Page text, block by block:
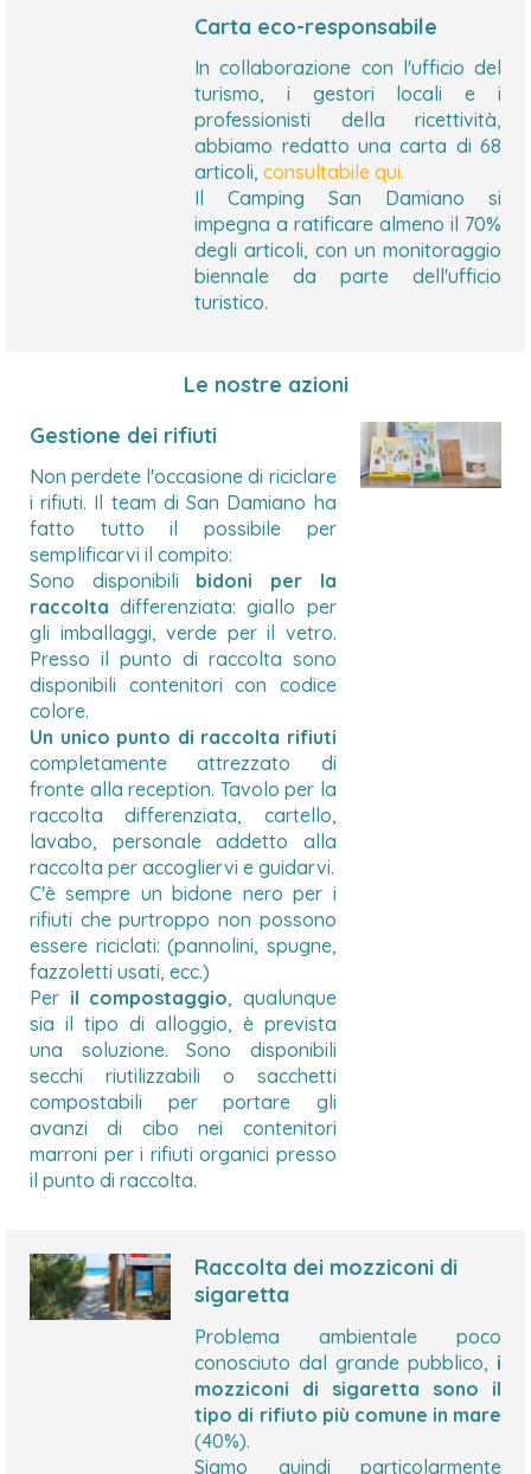
Carta eco-responsabile
In collaborazione con l'ufficio del
turismo, i gestori locali e i
professionisti della ricettività,
abbiamo redatto una carta di 68
articoli,consultabile qui.
Il Camping San Damiano si
impegna a ratificare almeno il 70%
degli articoli, con un monitoraggio
biennale da parte dell'ufficio
turistico.
Le nostre azioni
Gestione dei rifiuti
Non perdete l'occasione di riciclare
i rifiuti. Il team di San Damiano ha
fatto tutto il possibile per
semplificarvi il compito:
Sono disponibili bidoni per la
raccolta differenziata: giallo per
gli imballaggi, verde per il vetro.
Presso il punto di raccolta sono
disponibili contenitori con codice
colore.
Un unico punto di raccolta rifiuti
completamente attrezzato di
fronte alla reception. Tavolo per la
raccolta differenziata, cartello,
lavabo, personale addetto alla
raccolta per accogliervi e guidarvi.
C'è sempre un bidone nero per i
rifiuti che purtroppo non possono
essere riciclati: (pannolini, spugne,
fazzoletti usati, ecc.)
Per il compostaggio, qualunque
sia il tipo di alloggio, è prevista
una soluzione. Sono disponibili
secchi riutilizzabili o sacchetti
compostabili per portare gli
avanzi di cibo nei contenitori
marroni per i rifiuti organici presso
il punto di raccolta.
Raccolta dei mozziconi di
sigaretta
Problema ambientale poco
conosciuto dal grande pubblico, i
mozziconi di sigaretta sono il
tipo di rifiuto più comune in mare
(40%).
Siamo quindi particolarmente